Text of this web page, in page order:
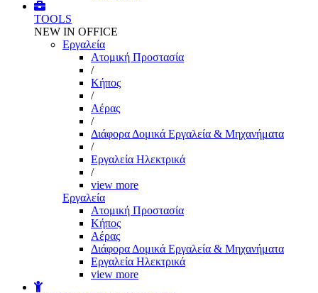
TOOLS
NEW IN OFFICE
Εργαλεία
Aτομική Προστασία
/
Kήπος
/
Αέρας
/
Διάφορα Δομικά Εργαλεία & Μηχανήματα
/
Εργαλεία Ηλεκτρικά
/
view more
Εργαλεία
Aτομική Προστασία
Kήπος
Αέρας
Διάφορα Δομικά Εργαλεία & Μηχανήματα
Εργαλεία Ηλεκτρικά
view more